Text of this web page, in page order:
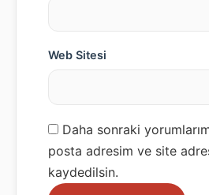
Web Sitesi
Daha sonraki
posta adresim ve site
kaydedilsin.